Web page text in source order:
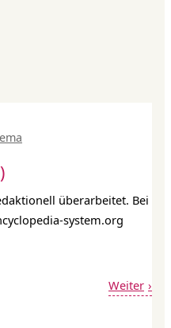
überarbeitet. Bei
system.org
Weiter